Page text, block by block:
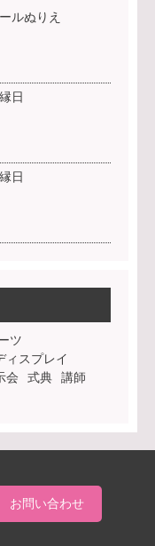
ルぬりえ
日
日
ツ
ィスプレイ
会 式典
講師
お問い合わせ